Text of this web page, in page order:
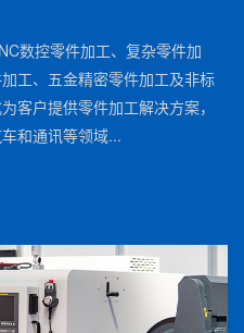
数控零件加工、复杂零件加
工、五金精密零件加工及非标
客户提供零件加工解决方案，
和通讯等领域...